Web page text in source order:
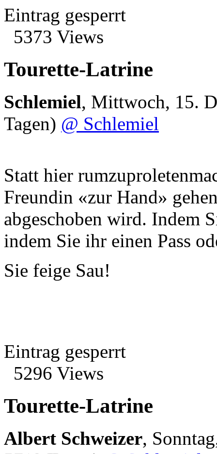
Eintrag gesperrt
5373 Views
Tourette-Latrine
Schlemiel, Mittwoch, 15.
Tagen) @ Schlemiel
Statt hier
Freundin «zur Hand»
abgeschoben wird. Indem
indem Sie ihr einen Pass
Sie feige Sau!
Eintrag gesperrt
5296 Views
Tourette-Latrine
Albert Schweizer,